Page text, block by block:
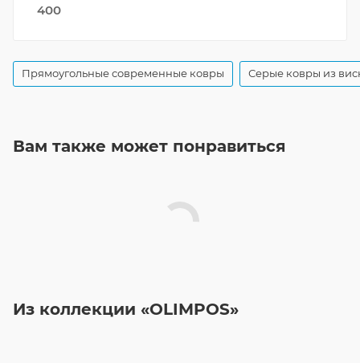
400
Прямоугольные современные ковры Серые ковры из
Вам также может понравиться
Из коллекции «OLIMPOS»